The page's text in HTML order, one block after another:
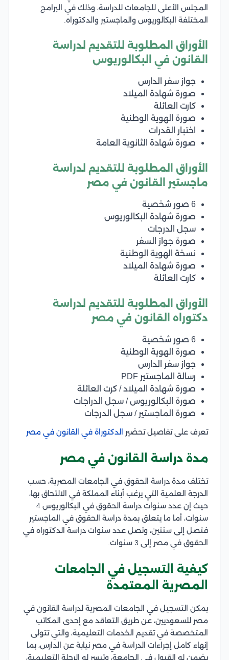
المجلس الأعلى للجامعات للدراسة، وذلك في البرامج
المختلفة البكالوريوس والماجستير والدكتوراه.
الأوراق المطلوبة للتقديم لدراسة
القانون في البكالوريوس
جواز سفر الدارس
صورة شهادة الميلاد
كارت العائلة
صورة الهوية الوطنية
اختبار القدرات
صورة شهادة الثانوية العامة
الأوراق المطلوبة للتقديم لدراسة
ماجستير القانون في مصر
6 صور شخصية
صورة شهادة البكالوريوس
سجل الدرجات
صورة جواز السفر
نسخة الهوية الوطنية
صورة شهادة الميلاد
كارت العائلة
الأوراق المطلوبة للتقديم لدراسة
دكتوراه القانون في مصر
6 صور شخصية
صورة الهوية الوطنية
جواز سفر الدارس
رسالة الماجستير PDF
صورة شهادة الميلاد / كرت العائلة
صورة البكالوريوس / سجل الدراجات
صورة الماجستير / سجل الدرجات
تعرف على تفاصيل تحضير الدكتوراة في القانون في مصر
مدة دراسة القانون في مصر
تختلف مدة دراسة الحقوق في الجامعات المصرية، حسب
الدرجة العلمية التي يرغب أبناء المملكة في الالتحاق بها،
حيث إن عدد سنوات دراسة الحقوق في البكالوريوس 4
سنوات، أما ما يتعلق بمدة دراسة الحقوق في الماجستير
فتصل إلى سنتين، وتصل عدد سنوات دراسة الدكتوراه في
الحقوق في مصر إلى 3 سنوات.
كيفية التسجيل في الجامعات
المصرية المعتمدة
يمكن التسجيل في الجامعات المصرية لدراسة القانون في
مصر للسعوديين، عن طريق التعاقد مع إحدى المكاتب
المتخصصة في تقديم الخدمات التعليمية، والتي تتولى
إنهاء كامل إجراءات الدراسة في مصر نيابة عن الدارس، بما
يضمن له القبول في الجامعة، وتيسر له الرحلة التعليمية،